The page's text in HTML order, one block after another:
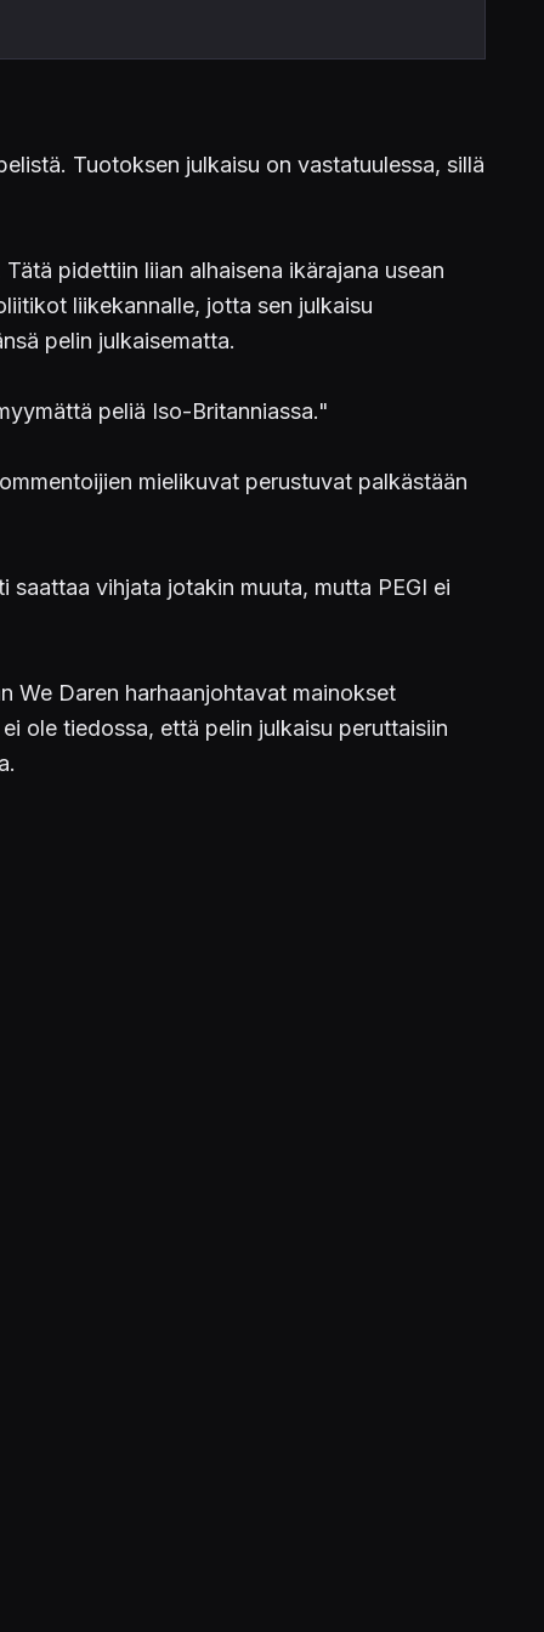
Tuotoksen julkaisu on vastatuulessa, sillä
pidettiin liian alhaisena ikärajana usean
liikekannalle, jotta sen julkaisu
pelin julkaisematta.
peliä Iso-Britanniassa."
mielikuvat perustuvat palkästään
vihjata jotakin muuta, mutta PEGI ei
We Daren harhaanjohtavat mainokset
ole tiedossa, että pelin julkaisu peruttaisiin